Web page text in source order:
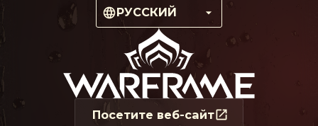
РУССКИЙ
Посетите веб-сайт